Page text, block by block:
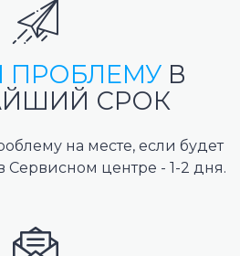
ПРОБЛЕМУ В
СРОК
на месте, если будет
Сервисном центре - 1-2 дня.